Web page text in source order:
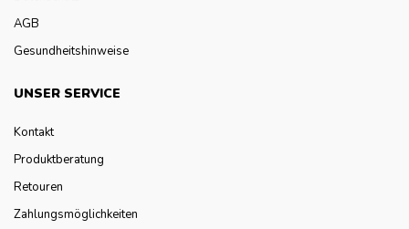
AGB
Gesundheitshinweise
UNSER SERVICE
Kontakt
Produktberatung
Retouren
Zahlungsmöglichkeiten